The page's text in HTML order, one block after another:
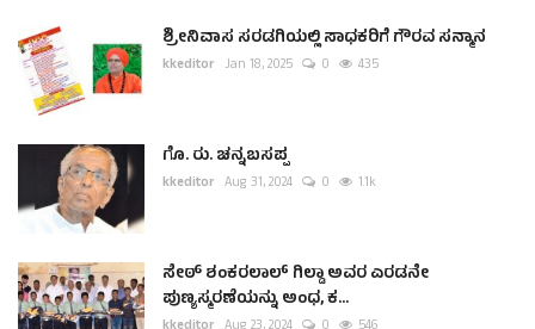
ಶ್ರೀನಿವಾಸ ಸರಡಗಿಯಲ್ಲಿ ಸಾಧಕರಿಗೆ ಗೌರವ ಸನ್ಮಾನ
kkeditor Jan 18, 2025 0 435
ಗೊ. ರು. ಚನ್ನಬಸಪ್ಪ
kkeditor Aug 31, 2024 0 1.1k
ಸೇಠ್ ಶಂಕರಲಾಲ್ ಗಿಲ್ಡಾ ಅವರ ಎರಡನೇ
ಪುಣ್ಯಸ್ಮರಣೆಯನ್ನು ಅಂಧ, ಕ...